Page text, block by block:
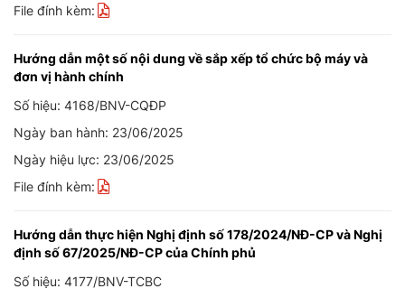
File đính kèm:
Hướng dẫn một số nội dung về sắp xếp tổ chức bộ máy và
đơn vị hành chính
Số hiệu: 4168/BNV-CQĐP
Ngày ban hành: 23/06/2025
Ngày hiệu lực: 23/06/2025
File đính kèm:
Hướng dẫn thực hiện Nghị định số 178/2024/NĐ-CP và Nghị
định số 67/2025/NĐ-CP của Chính phủ
Số hiệu: 4177/BNV-TCBC